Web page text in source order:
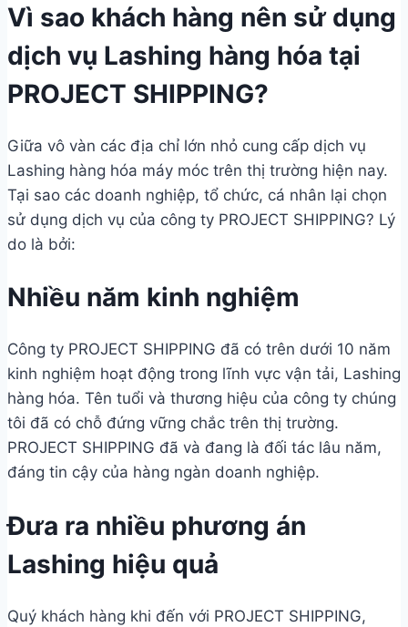
Vì sao khách hàng nên sử dụng
dịch vụ Lashing hàng hóa tại
PROJECT SHIPPING?
Giữa vô vàn các địa chỉ lớn nhỏ cung cấp dịch vụ
Lashing hàng hóa máy móc trên thị trường hiện nay.
Tại sao các doanh nghiệp, tổ chức, cá nhân lại chọn
sử dụng dịch vụ của công ty PROJECT SHIPPING? Lý
do là bởi:
Nhiều năm kinh nghiệm
Công ty PROJECT SHIPPING đã có trên dưới 10 năm
kinh nghiệm hoạt động trong lĩnh vực vận tải, Lashing
hàng hóa. Tên tuổi và thương hiệu của công ty chúng
tôi đã có chỗ đứng vững chắc trên thị trường.
PROJECT SHIPPING đã và đang là đối tác lâu năm,
đáng tin cậy của hàng ngàn doanh nghiệp.
Đưa ra nhiều phương án
Lashing hiệu quả
Quý khách hàng khi đến với PROJECT SHIPPING,